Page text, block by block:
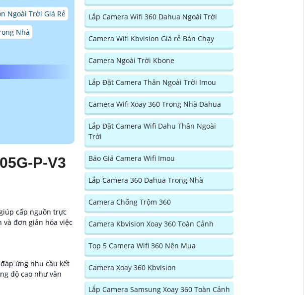
Ngoài Trời Giá Rẻ
Nhà
P-V3
cấp nguồn trực
đơn giản hóa việc
ứng nhu cầu kết
độ cao như văn
Lắp Camera Wifi 360 Dahua Ngoài Trời
Camera Wifi Kbvision Giá rẻ Bán Chạy
Camera Ngoài Trời Kbone
Lắp Đặt Camera Thân Ngoài Trời Imou
Camera Wifi Xoay 360 Trong Nhà Dahua
Lắp Đặt Camera Wifi Dahu Thân Ngoài
Trời
Báo Giá Camera Wifi Imou
Lắp Camera 360 Dahua Trong Nhà
Camera Chống Trộm 360
Camera Kbvision Xoay 360 Toàn Cảnh
Top 5 Camera Wifi 360 Nên Mua
Camera Xoay 360 Kbvision
Lắp Camera Samsung Xoay 360 Toàn Cảnh